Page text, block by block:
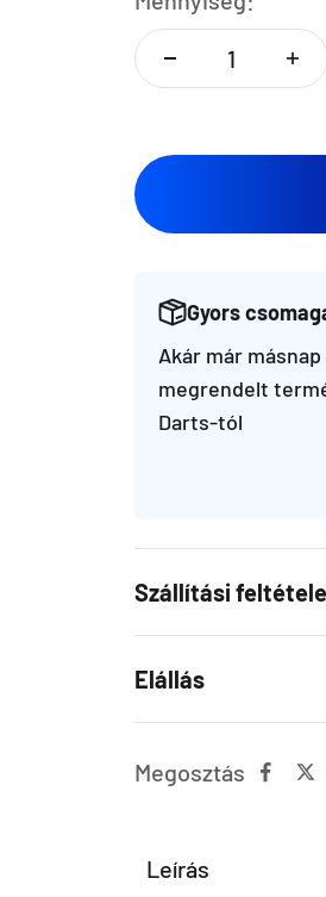
Gyors
Akár már
megrendelt
Darts-tól
Szállítási
Elállás
Megosztás
Leírás